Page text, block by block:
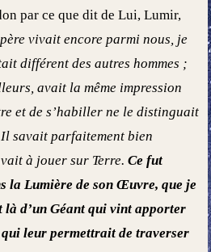
par ce que dit de Lui, Lumir,
vivait encore parmi nous, je
différent des autres hommes ;
avait la même impression
et de s’habiller ne le distinguait
savait parfaitement bien
à jouer sur Terre.Ce fut
la Lumière de son Œuvre, que je
là d’un Géant qui vint apporter
leur permettrait de traverser